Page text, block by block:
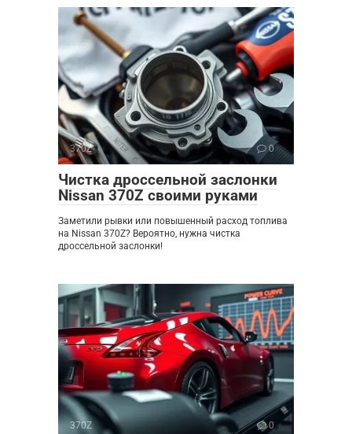
370Z 0
Чистка дроссельной заслонки
Nissan 370Z своими руками
Заметили рывки или повышенный расход топлива
на Nissan 370Z? Вероятно, нужна чистка
дроссельной заслонки!
370Z 0